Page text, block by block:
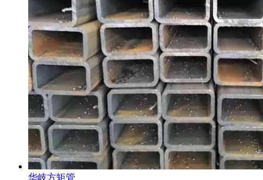
华岐方矩管